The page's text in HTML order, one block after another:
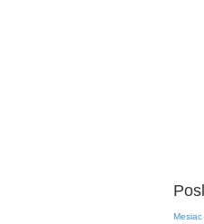
Mesiac